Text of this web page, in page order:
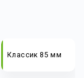
Классик 85 мм